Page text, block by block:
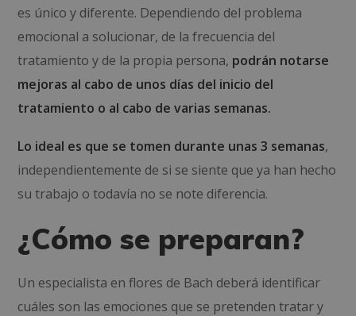
es único y diferente. Dependiendo del problema
emocional a solucionar, de la frecuencia del
tratamiento y de la propia persona, podrán notarse
mejoras al cabo de unos días del inicio del
tratamiento o al cabo de varias semanas.
Lo ideal es que se tomen durante unas 3 semanas,
independientemente de si se siente que ya han hecho
su trabajo o todavía no se note diferencia.
¿Cómo se preparan?
Un especialista en flores de Bach deberá identificar
cuáles son las emociones que se pretenden tratar y